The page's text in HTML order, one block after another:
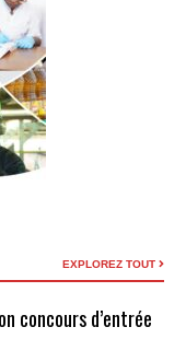
EXPLOREZ TOUT
concours d’entrée